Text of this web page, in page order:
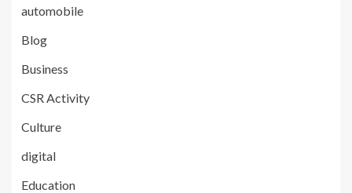
automobile
Blog
Business
CSR Activity
Culture
digital
Education